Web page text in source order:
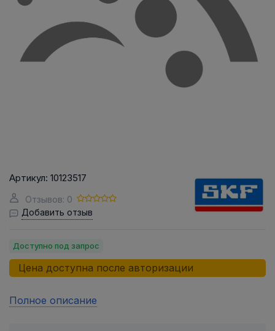
Артикул: 10123517
Отзывов: 0
Добавить отзыв
Доступно под запрос
Цена доступна после авторизации
Полное описание